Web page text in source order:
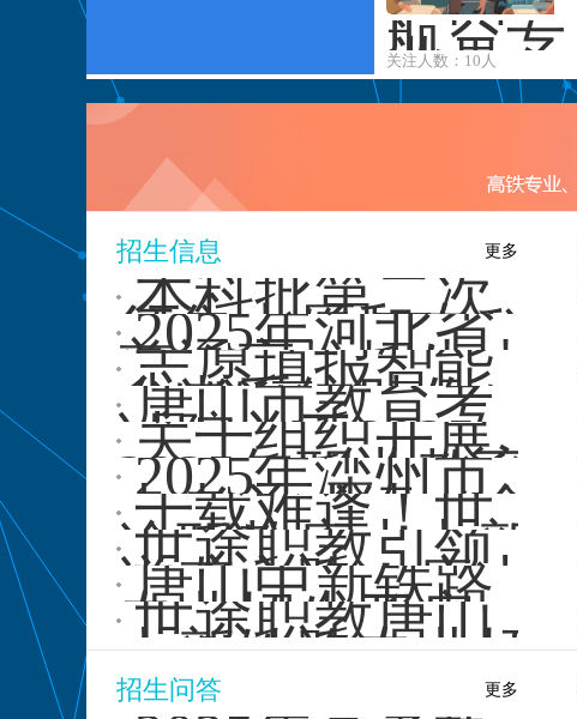
航空专
业是一
个广泛
的领
盖了多
个···
关注人数：10人
招生信息 更多
本科批第二次
征集志愿和专科
集中填报志愿于
7月29···
2025年河北省
普通高校招生本
科批第二次征集
志愿···
志愿填报智能
参考系统助你一
臂之力
唐山市教育考
试院关于2025
年“3+2”“5年一
···
关于组织开展
2025年职业教育
专业目录增补专
业论···
2025年滦州市
中考总成绩（含
优惠）一分一档
统计···
千载难逢！世
途职教唐山中新
铁路专业招生通
道震撼开···
世途职教引领
逆袭之路！唐山
中新铁路专业招
生启动
唐山中新铁路
专业招生开启，
世途职教带你逆
袭！
世途职教唐山
中新铁路专业招
生火热开启！
招生问答 更多